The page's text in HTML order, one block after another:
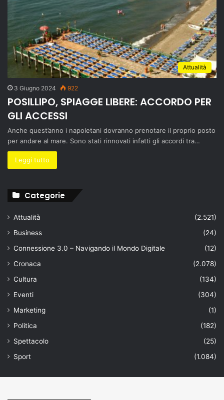
Attualità
3 Giugno 2024 922
POSILLIPO, SPIAGGE LIBERE: ACCORDO PER
GLI ACCESSI
Anche quest’anno i napoletani dovranno prenotare il proprio posto
per andare al mare. Sono stati rinnovati infatti gli accordi tra…
Leggi tutto
Categorie
Attualità
(2.521)
Business
(24)
Connessione 3.0 – Navigando il Mondo Digitale
(12)
Cronaca
(2.078)
Cultura
(134)
Eventi
(304)
Marketing
(1)
Politica
(182)
Spettacolo
(25)
Sport
(1.084)